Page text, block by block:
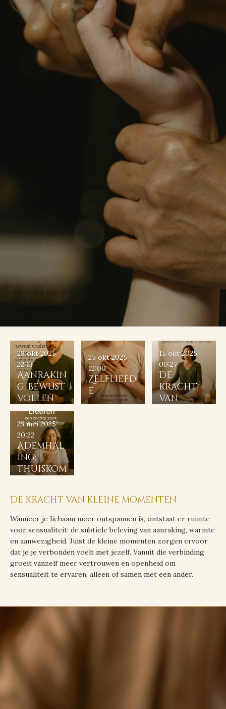
Aanrakin
g: bewust
voelen
29 okt 2025
22:13
Zelfliefd
e
25 okt 2025
12:00
De
kracht
van
15 okt 2025
00:27
Ademhal
ing:
thuiskom
jezelf
23 mei 2025
20:22
De kracht van kleine momenten
Wanneer je lichaam meer ontspannen is, ontstaat er ruimte
voor sensualiteit: de subtiele beleving van aanraking, warmte
en aanwezigheid. Juist de kleine momenten zorgen ervoor
dat je je verbonden voelt met jezelf. Vanuit die verbinding
groeit vanzelf meer vertrouwen en openheid om
sensualiteit te ervaren, alleen of samen met een ander.